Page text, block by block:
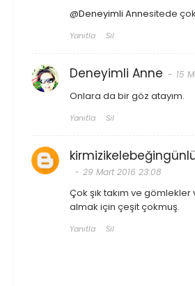
@Deneyimli Annesitede
Yanıtla Sil
Deneyimli Anne 15
Onlara da bir göz atayım.
Yanıtla Sil
29 Mart 2016 23:08
Çok şık takım ve
almak için çeşit çokmuş.
Yanıtla Sil